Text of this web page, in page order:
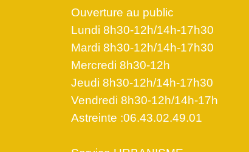
Ouverture au public
Lundi 8h30-12h/14h-17h30
Mardi 8h30-12h/14h-17h30
Mercredi 8h30-12h
Jeudi 8h30-12h/14h-17h30
Vendredi 8h30-12h/14h-17h
Astreinte :06.43.02.49.01